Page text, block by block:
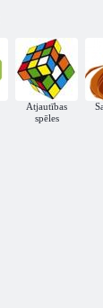
FNAF
Atjautības
spēles